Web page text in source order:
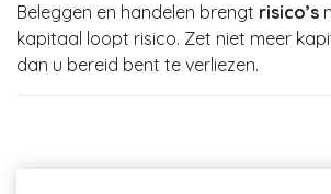
Beleggen en handelen brengt risico’s
kapitaal loopt risico. Zet niet meer
dan u bereid bent te verliezen.